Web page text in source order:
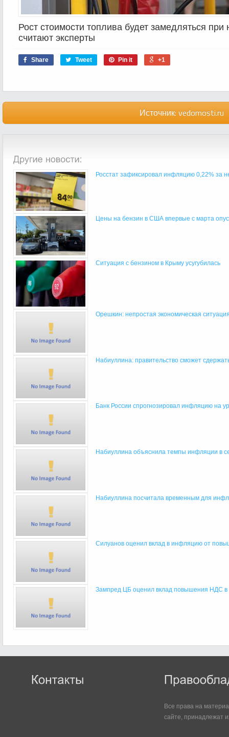
Рост стоимости топлива будет замедляться
считают эксперты
Share Tweet Pin it +1
Источник: vedomosti.ru
Росстат зафиксировал инфляцию 0,22% за
Цены на бензин в США впервые с марта
Ситуация с бензином в Крыму усугубилась
Орешкин: непростая экономическая
Набиуллина: правительство сможет
Банк России спрогнозировал инфляцию на
Набиуллина объяснила темпы инфляции в
Набиуллина посчитала временным для
Силуанов оценил вклад в инфляцию от
Зампред ЦБ оценил вклад повышения НДС
Все права на
сайте, принадлежат